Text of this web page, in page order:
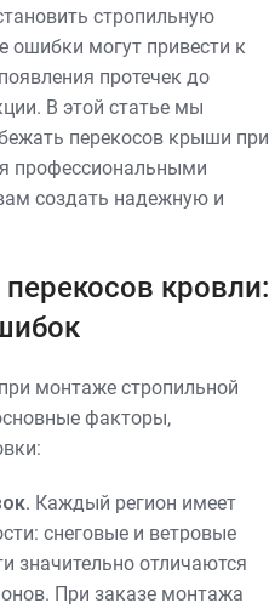
стропильную
ошибки могут привести к
протечек до
В этой статье мы
перекосов крыши при
профессиональными
создать надежную и
кровли:
монтаже стропильной
факторы,
Каждый регион имеет
снеговые и ветровые
значительно отличаются
При заказе монтажа